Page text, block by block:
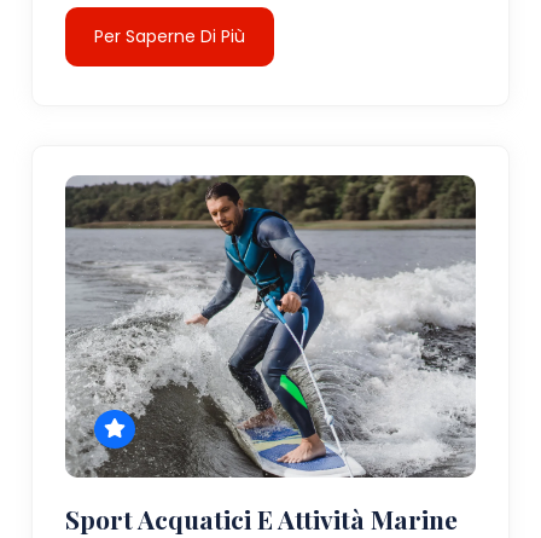
Per Saperne Di Più
Sport Acquatici E Attività Marine